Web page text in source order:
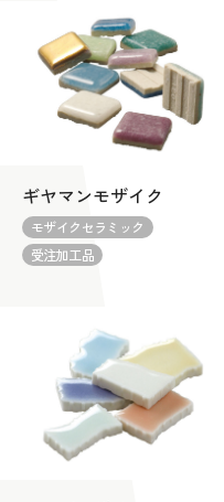
ギヤマンモザイク
モザイクセラミック
受注加工品